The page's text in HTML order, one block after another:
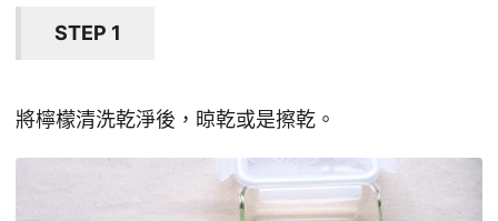
STEP 1
將檸檬清洗乾淨後，晾乾或是擦乾。